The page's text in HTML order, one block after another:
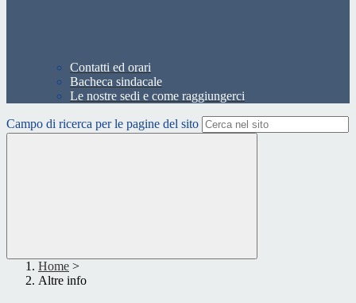
Contatti ed orari
Bacheca sindacale
Le nostre sedi e come raggiungerci
Campo di ricerca per le pagine del sito
Home >
Altre info